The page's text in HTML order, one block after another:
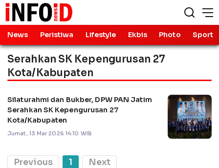
News Peristiwa Lifestyle Ekbis Photo Sport
Serahkan SK Kepengurusan 27
Kota/Kabupaten
Silaturahmi dan Bukber, DPW PAN Jatim
Serahkan SK Kepengurusan 27
Kota/Kabupaten
Jumat, 13 Mar 2026 14:10 WIB
Previous 1 Next